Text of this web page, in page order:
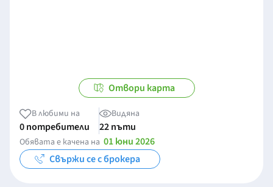
Отвори карта
В любими на
0 потребители
Видяна
22 пъти
Обявата е качена на 01 юни 2026
Свържи се с брокера